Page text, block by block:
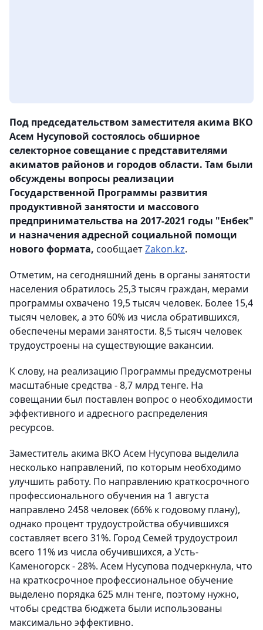
Под председательством заместителя акима ВКО
Асем Нусуповой состоялось обширное
селекторное совещание с представителями
акиматов районов и городов области. Там были
обсуждены вопросы реализации
Государственной Программы развития
продуктивной занятости и массового
предпринимательства на 2017-2021 годы "Енбек"
и назначения адресной социальной помощи
нового формата, сообщаетZakon.kz.
Отметим, на сегодняшний день в органы занятости
населения обратилось 25,3 тысяч граждан, мерами
программы охвачено 19,5 тысяч человек. Более 15,4
тысяч человек, а это 60% из числа обратившихся,
обеспечены мерами занятости. 8,5 тысяч человек
трудоустроены на существующие вакансии.
К слову, на реализацию Программы предусмотрены
масштабные средства - 8,7 млрд тенге. На
совещании был поставлен вопрос о необходимости
эффективного и адресного распределения
ресурсов.
Заместитель акима ВКО Асем Нусупова выделила
несколько направлений, по которым необходимо
улучшить работу. По направлению краткосрочного
профессионального обучения на 1 августа
направлено 2458 человек (66% к годовому плану),
однако процент трудоустройства обучившихся
составляет всего 31%. Город Семей трудоустроил
всего 11% из числа обучившихся, а Усть-
Каменогорск - 28%. Асем Нусупова подчеркнула, что
на краткосрочное профессиональное обучение
выделено порядка 625 млн тенге, поэтому нужно,
чтобы средства бюджета были использованы
максимально эффективно.